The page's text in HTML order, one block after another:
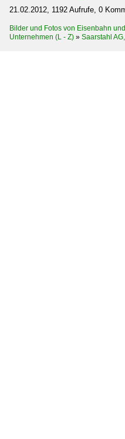
21.02.2012, 1192 Aufrufe, 0
Bilder und Fotos von Eisenbahn
Unternehmen (L - Z) » Saarstahl